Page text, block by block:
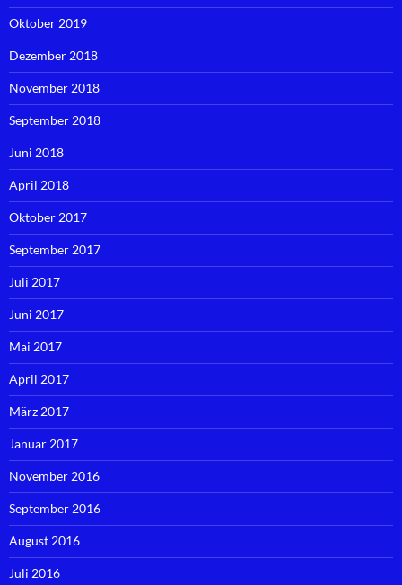
Oktober 2019
Dezember 2018
November 2018
September 2018
Juni 2018
April 2018
Oktober 2017
September 2017
Juli 2017
Juni 2017
Mai 2017
April 2017
März 2017
Januar 2017
November 2016
September 2016
August 2016
Juli 2016